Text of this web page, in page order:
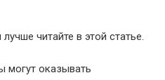
читайте в этой статье.
могут оказывать